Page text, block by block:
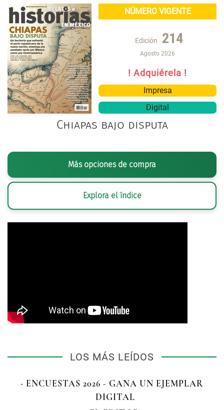
NÚMERO VIGENTE
Edición 214
Agosto 2026
! Adquiérela !
Impresa
Digital
Chiapas bajo disputa
Más opciones de compra
Explora el índice
LOS MÁS LEÍDOS
· ENCUESTAS 2026 - GANA UN EJEMPLAR
DIGITAL